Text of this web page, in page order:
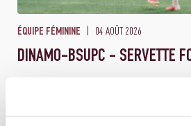
ÉQUIPE FÉMININE 04 AOÛT 2026
DINAMO-BSUPC - SERVETTE
Servettiennes ne savaient pas trop à quoi